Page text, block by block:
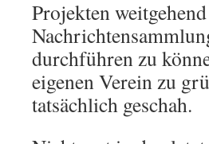
Projekten
durchführen zu
eigenen Verein zu
tatsächlich geschah.